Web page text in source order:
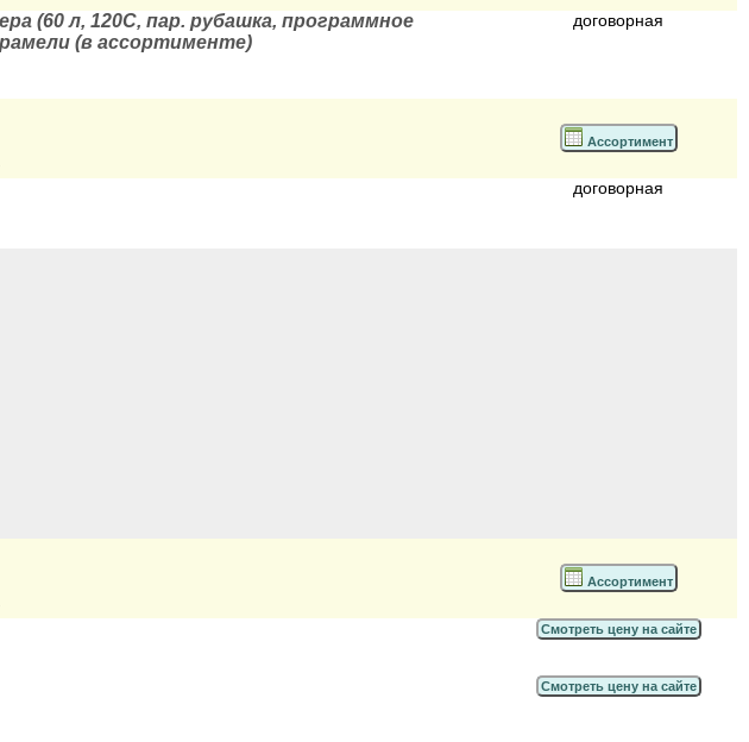
(60 л, 120С, пар. рубашка, программное
(в ассортименте)
договорная
Ассортимент
договорная
Ассортимент
Смотреть цену на сайте
Смотреть цену на сайте